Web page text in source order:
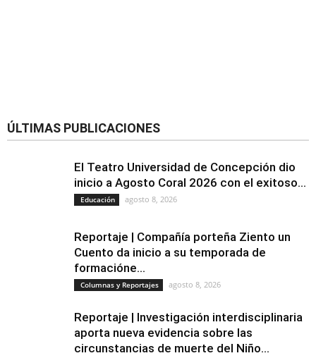
ÚLTIMAS PUBLICACIONES
El Teatro Universidad de Concepción dio
inicio a Agosto Coral 2026 con el exitoso...
Educación agosto 8, 2026
Reportaje | Compañía porteña Ziento un
Cuento da inicio a su temporada de
formacióne...
Columnas y Reportajes agosto 8, 2026
Reportaje | Investigación interdisciplinaria
aporta nueva evidencia sobre las
circunstancias de muerte del Niño...